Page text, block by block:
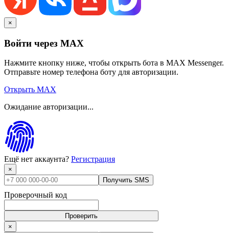
×
Войти через MAX
Нажмите кнопку ниже, чтобы открыть бота в MAX Messenger.
Отправьте номер телефона боту для авторизации.
Открыть MAX
Ожидание авторизации...
Ещё нет аккаунта? Регистрация
×
Получить SMS
Проверочный код
Проверить
×